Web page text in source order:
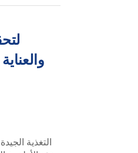
التغذية